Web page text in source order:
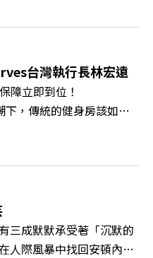
「傳統私校」轉型為
準育才 🔺一舉拿下4大
長 王昭雄 +++++ 🎂歡
： 台灣執行長林宏遠
障立即到位！
，傳統的健身房該如何
女力創業的健身新契
？ 🔺對抗肌少症、預防
見雜誌副社長兼遠見智
看質感養成術>>
YT：
三成默默承受著「沉默的
人際風暴中找回安頓內心